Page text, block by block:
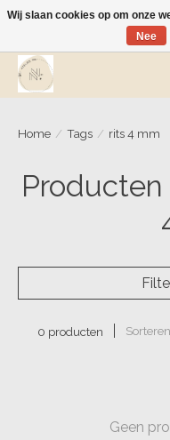
Wij zijn op vakantie! Vanaf
Home / Tags / rits 4 mm
0 producten
Geen
Wij slaan cookies op om onze
Nee